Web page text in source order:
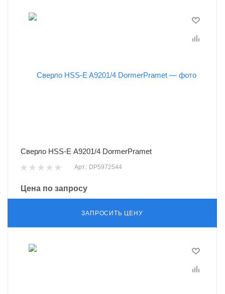
Сверло HSS-E A9201/4 DormerPramet
Арт.: DP5972544
Цена по запросу
ЗАПРОСИТЬ ЦЕНУ